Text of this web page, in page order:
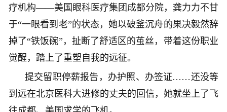
疗机构——美国眼科医疗集团成都分院，龚力力不甘
于“一眼看到老”的状态，她以破釜沉舟的果决毅然辞
掉了“铁饭碗”，扯断了舒适区的茧丝，带着这份职业
觉醒，踏上了重塑自我的远征。
提交留职停薪报告，办护照、办签证……还没等
到远在北京医科大进修的丈夫的回信，她就坐上了飞